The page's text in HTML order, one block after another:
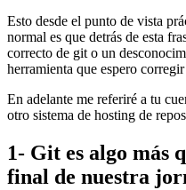
Esto desde el punto de vista
normal es que detrás de esta
correcto de git o un
herramienta que espero
En adelante me referiré a tu
otro sistema de hosting de
1- Git es algo más
final de nuestra